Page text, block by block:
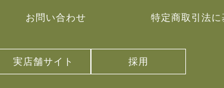
お問い合わせ 特定商取引法
実店舗サイト 採用